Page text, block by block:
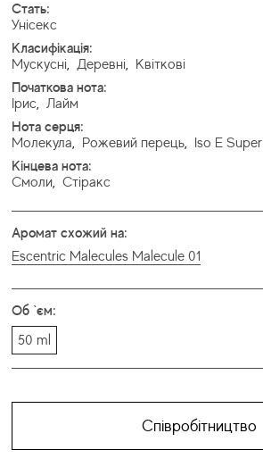
Стать:
Унісекс
Класифікація:
Мускусні, Деревні, Квіткові
Початкова нота:
Ірис, Лайм
Нота серця:
Молекула, Рожевий перець, Iso E Super
Кінцева нота:
Смоли, Стіракс
Аромат схожий на:
Escentric Malecules Malecule 01
Об `єм:
50 ml
Співробітництво